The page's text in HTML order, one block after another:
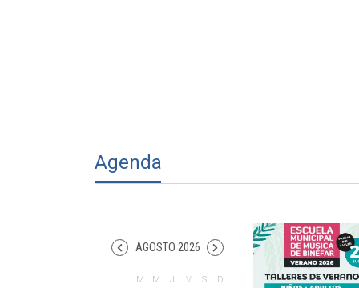
Agenda
AGOSTO 2026